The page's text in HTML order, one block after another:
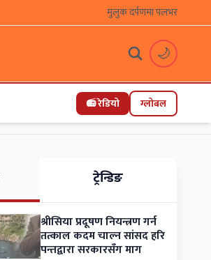
मुलुक दर्पणमा पलभर
🌙
📻 रेडियो ग्लोबल
ट्रेन्डिङ
श्रीसिया प्रदूषण नियन्त्रण गर्न
तत्काल कदम चाल्न सांसद हरि
पन्तद्वारा सरकारसँग माग